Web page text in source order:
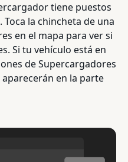
tiene puestos
la chincheta de una
en el mapa para ver si
Si tu vehículo está en
de Supercargadores
en la parte